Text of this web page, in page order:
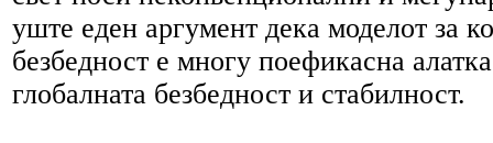
уште еден аргумент дека моделот за
безбедност е многу поефикасна
глобалната безбедност и стабилност.